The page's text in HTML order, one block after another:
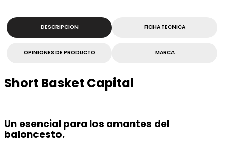
DESCRIPCION FICHA TECNICA
OPINIONES DE PRODUCTO MARCA
Short Basket Capital
Un esencial para los amantes del
baloncesto.